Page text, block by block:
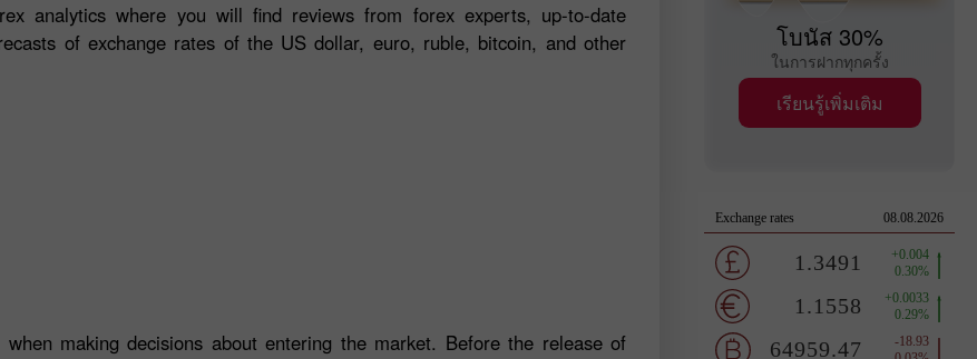
analytics where you will find reviews from forex experts, up-to-date
of exchange rates of the US dollar, euro, ruble, bitcoin, and other
making decisions about entering the market. Before the release of
โบนัส 30%
ในการฝากทุกครั้ง
เรียนรู้เพิ่มเติม